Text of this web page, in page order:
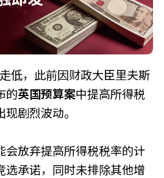
低，此前因财政大臣里夫斯
的英国预算案中提高所得税
剧烈波动。
会放弃提高所得税税率的计
选承诺，同时未排除其他增